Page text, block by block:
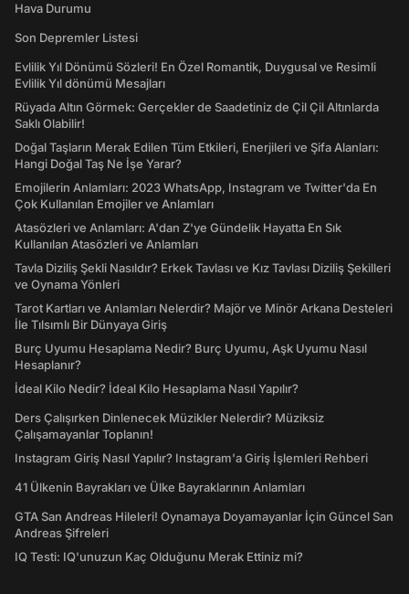
Hava Durumu
Son Depremler Listesi
Evlilik Yıl Dönümü Sözleri! En Özel Romantik, Duygusal ve Resimli
Evlilik Yıl dönümü Mesajları
Rüyada Altın Görmek: Gerçekler de Saadetiniz de Çil Çil Altınlarda
Saklı Olabilir!
Doğal Taşların Merak Edilen Tüm Etkileri, Enerjileri ve Şifa Alanları:
Hangi Doğal Taş Ne İşe Yarar?
Emojilerin Anlamları: 2023 WhatsApp, Instagram ve Twitter'da En
Çok Kullanılan Emojiler ve Anlamları
Atasözleri ve Anlamları: A'dan Z'ye Gündelik Hayatta En Sık
Kullanılan Atasözleri ve Anlamları
Tavla Diziliş Şekli Nasıldır? Erkek Tavlası ve Kız Tavlası Diziliş Şekilleri
ve Oynama Yönleri
Tarot Kartları ve Anlamları Nelerdir? Majör ve Minör Arkana Desteleri
İle Tılsımlı Bir Dünyaya Giriş
Burç Uyumu Hesaplama Nedir? Burç Uyumu, Aşk Uyumu Nasıl
Hesaplanır?
İdeal Kilo Nedir? İdeal Kilo Hesaplama Nasıl Yapılır?
Ders Çalışırken Dinlenecek Müzikler Nelerdir? Müziksiz
Çalışamayanlar Toplanın!
Instagram Giriş Nasıl Yapılır? Instagram'a Giriş İşlemleri Rehberi
41 Ülkenin Bayrakları ve Ülke Bayraklarının Anlamları
GTA San Andreas Hileleri! Oynamaya Doyamayanlar İçin Güncel San
Andreas Şifreleri
IQ Testi: IQ'unuzun Kaç Olduğunu Merak Ettiniz mi?